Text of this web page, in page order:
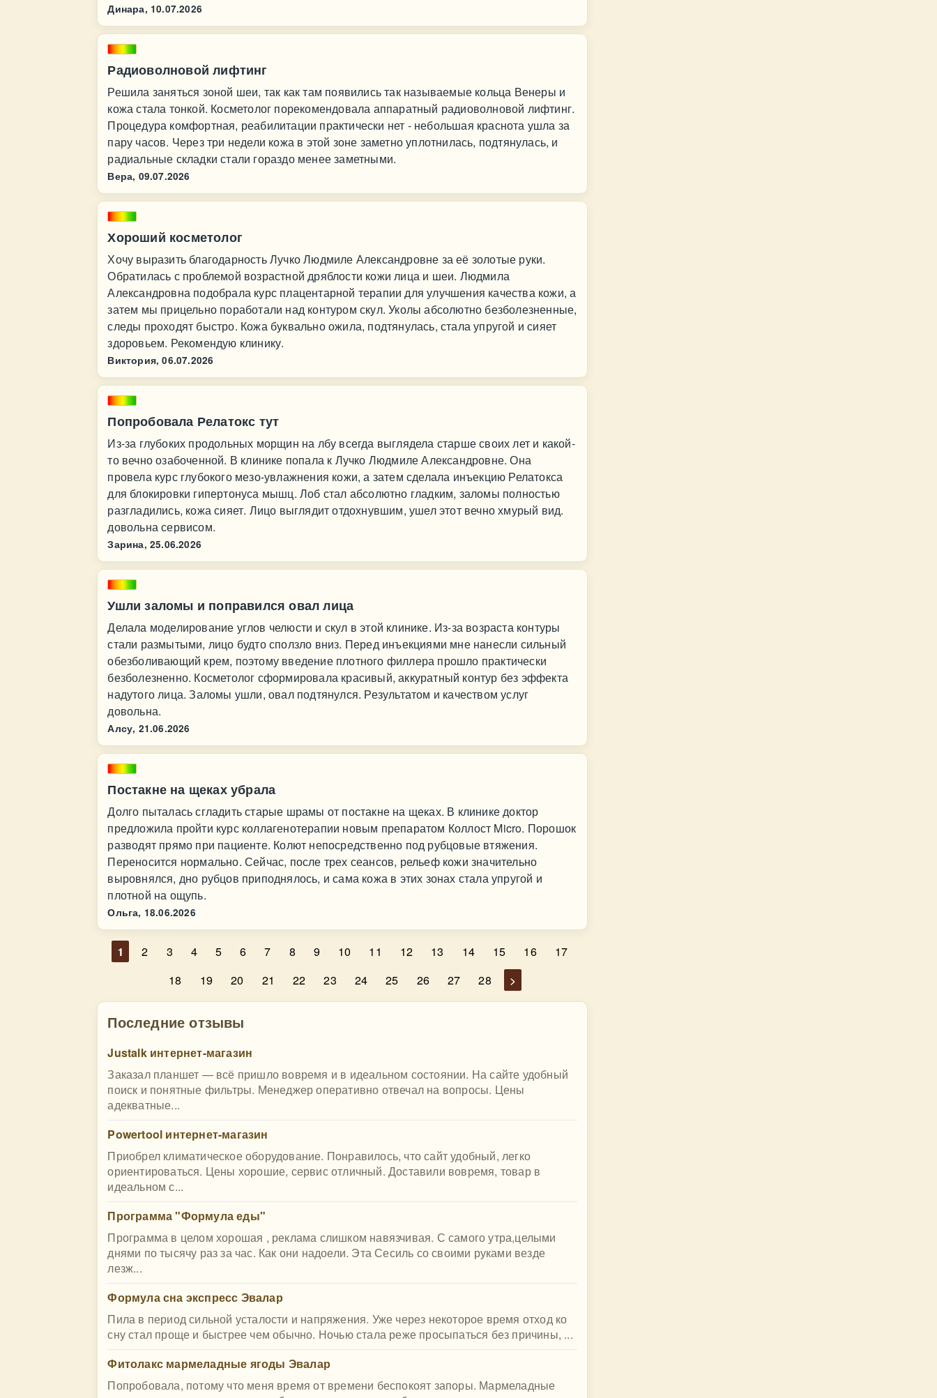
Динара, 10.07.2026
Радиоволновой лифтинг
Решила заняться зоной шеи, так как там появились так называемые кольца Венеры и
кожа стала тонкой. Косметолог порекомендовала аппаратный радиоволновой лифтинг.
Процедура комфортная, реабилитации практически нет - небольшая краснота ушла за
пару часов. Через три недели кожа в этой зоне заметно уплотнилась, подтянулась, и
радиальные складки стали гораздо менее заметными.
Вера, 09.07.2026
Хороший косметолог
Хочу выразить благодарность Лучко Людмиле Александровне за её золотые руки.
Обратилась с проблемой возрастной дряблости кожи лица и шеи. Людмила
Александровна подобрала курс плацентарной терапии для улучшения качества кожи, а
затем мы прицельно поработали над контуром скул. Уколы абсолютно безболезненные,
следы проходят быстро. Кожа буквально ожила, подтянулась, стала упругой и сияет
здоровьем. Рекомендую клинику.
Виктория, 06.07.2026
Попробовала Релатокс тут
Из-за глубоких продольных морщин на лбу всегда выглядела старше своих лет и какой-
то вечно озабоченной. В клинике попала к Лучко Людмиле Александровне. Она
провела курс глубокого мезо-увлажнения кожи, а затем сделала инъекцию Релатокса
для блокировки гипертонуса мышц. Лоб стал абсолютно гладким, заломы полностью
разгладились, кожа сияет. Лицо выглядит отдохнувшим, ушел этот вечно хмурый вид.
довольна сервисом.
Зарина, 25.06.2026
Ушли заломы и поправился овал лица
Делала моделирование углов челюсти и скул в этой клинике. Из-за возраста контуры
стали размытыми, лицо будто сползло вниз. Перед инъекциями мне нанесли сильный
обезболивающий крем, поэтому введение плотного филлера прошло практически
безболезненно. Косметолог сформировала красивый, аккуратный контур без эффекта
надутого лица. Заломы ушли, овал подтянулся. Результатом и качеством услуг
довольна.
Алсу, 21.06.2026
Постакне на щеках убрала
Долго пыталась сгладить старые шрамы от постакне на щеках. В клинике доктор
предложила пройти курс коллагенотерапии новым препаратом Коллост Micro. Порошок
разводят прямо при пациенте. Колют непосредственно под рубцовые втяжения.
Переносится нормально. Сейчас, после трех сеансов, рельеф кожи значительно
выровнялся, дно рубцов приподнялось, и сама кожа в этих зонах стала упругой и
плотной на ощупь.
Ольга, 18.06.2026
1 2 3 4 5 6 7 8 9 10 11 12 13 14 15 16
17
18
19 20 21 22 23 24 25 26 27 28 >
Последние отзывы
Justalk интернет-магазин
Заказал планшет — всё пришло вовремя и в идеальном состоянии. На сайте удобный
поиск и понятные фильтры. Менеджер оперативно отвечал на вопросы. Цены
адекватные...
Powertool интернет-магазин
Приобрел климатическое оборудование. Понравилось, что сайт удобный, легко
ориентироваться. Цены хорошие, сервис отличный. Доставили вовремя, товар в
идеальном с...
Программа "Формула еды"
Программа в целом хорошая , реклама слишком навязчивая. С самого утра,целыми
днями по тысячу раз за час. Как они надоели. Эта Сесиль со своими руками везде
лезж...
Формула сна экспресс Эвалар
Пила в период сильной усталости и напряжения. Уже через некоторое время отход ко
сну стал проще и быстрее чем обычно. Ночью стала реже просыпаться без причины, ...
Фитолакс мармеладные ягоды Эвалар
Попробовала, потому что меня время от времени беспокоят запоры. Мармеладные